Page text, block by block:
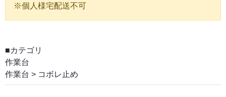
※個人様宅配送不可
■カテゴリ
作業台
作業台 > コボレ止め